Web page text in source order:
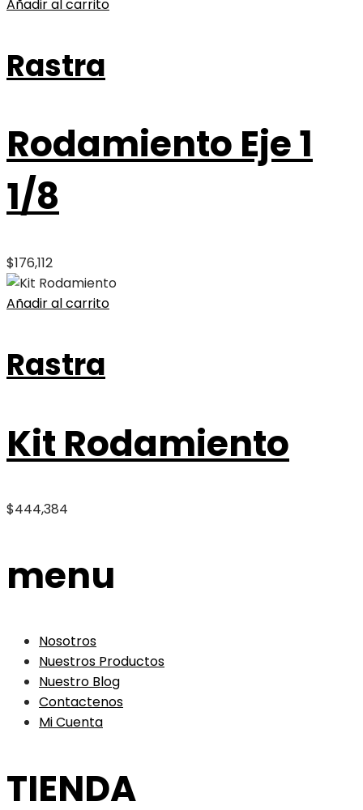
Añadir al carrito
Rastra
Rodamiento Eje 1
1/8
$176,112
Añadir al carrito
Rastra
Kit Rodamiento
$444,384
menu
Nosotros
Nuestros Productos
Nuestro Blog
Contactenos
Mi Cuenta
TIENDA